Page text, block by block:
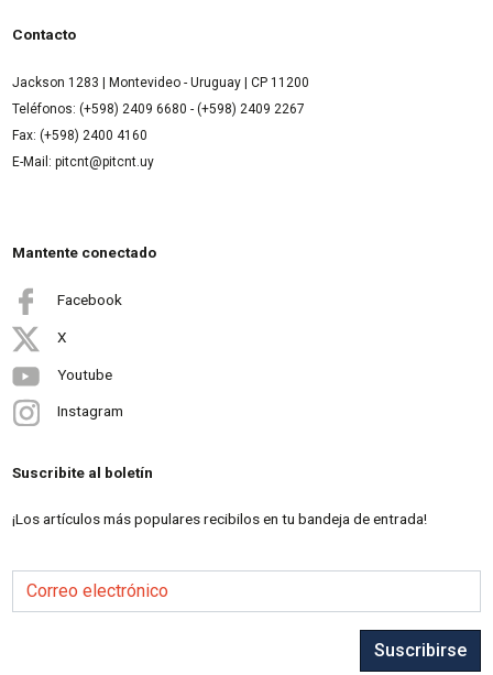
Contacto
Jackson 1283 | Montevideo - Uruguay | CP 11200
Teléfonos: (+598) 2409 6680 - (+598) 2409 2267
Fax: (+598) 2400 4160
E-Mail: pitcnt@pitcnt.uy
Mantente conectado
Facebook
X
Youtube
Instagram
Suscribite al boletín
¡Los artículos más populares recibilos en tu bandeja de entrada!
Correo electrónico
Suscribirse